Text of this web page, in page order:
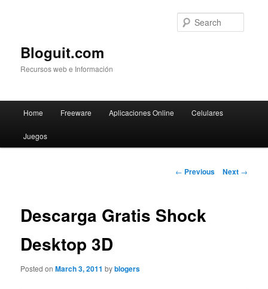
Bloguit.com
Recursos web e Información
Skip
to
Home Freeware Aplicaciones Online Celulares
Juegos
Post
← Previous Next →
Descarga Gratis Shock
Desktop 3D
Posted onMarch 3, 2011 byblogers